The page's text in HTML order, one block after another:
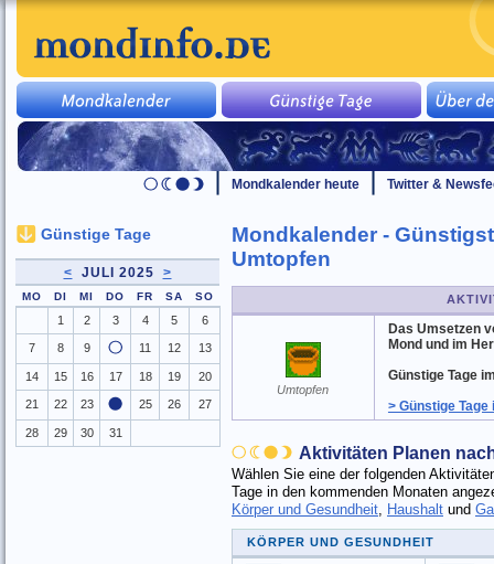
Mondkalender heute Twitter &
Mondkalender -
Umtopfen
Umtopfen
Das Umsetzen
Mond und im
Günstige Tage
> Günstige
Aktivitäten Planen
Wählen Sie eine der folgenden
Tage in den kommenden Monaten
Körper und Gesundheit, Haushaltund
KÖRPER UND GESUNDHEIT
Günstige Tage
< JULI 2025 >
MO DI MI DO FR SA SO
1 2 3 4 5 6
7 8 9 11 12 13
14 15 16 17 18 19 20
21 22 23 25 26 27
28 29 30 31